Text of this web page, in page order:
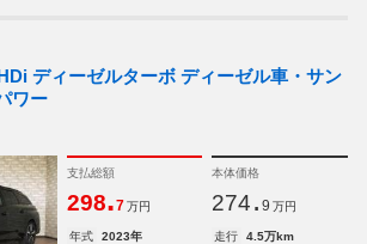
ディーゼルターボ ディーゼル車・サン
ワー
支払総額
298.7 万円
本体価格
274. 9 万円
年式 2023年 走行
4.5万km